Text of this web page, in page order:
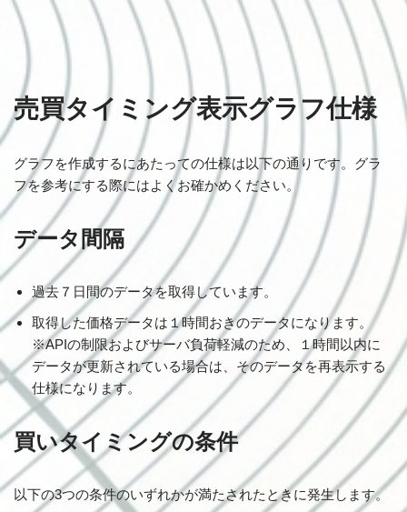
売買タイミング表示グラフ仕様
グラフを作成するにあたっての仕様は以下の通りです。グラ
フを参考にする際にはよくお確かめください。
データ間隔
過去７日間のデータを取得しています。
取得した価格データは１時間おきのデータになります。
※APIの制限およびサーバ負荷軽減のため、１時間以内に
データが更新されている場合は、そのデータを再表示する
仕様になります。
買いタイミングの条件
以下の3つの条件のいずれかが満たされたときに発生します。